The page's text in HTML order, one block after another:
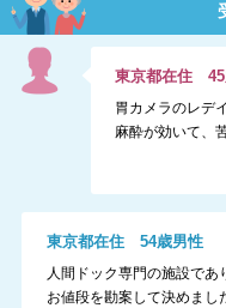
東京都在住45
胃カメラのレデ
麻酔が効いて、
東京都在住 54歳男性
人間ドック専門の施設であ
お値段を勘案して決めまし